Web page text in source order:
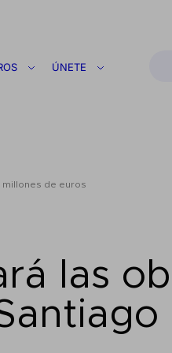
ÚNETE
millones de euros
las